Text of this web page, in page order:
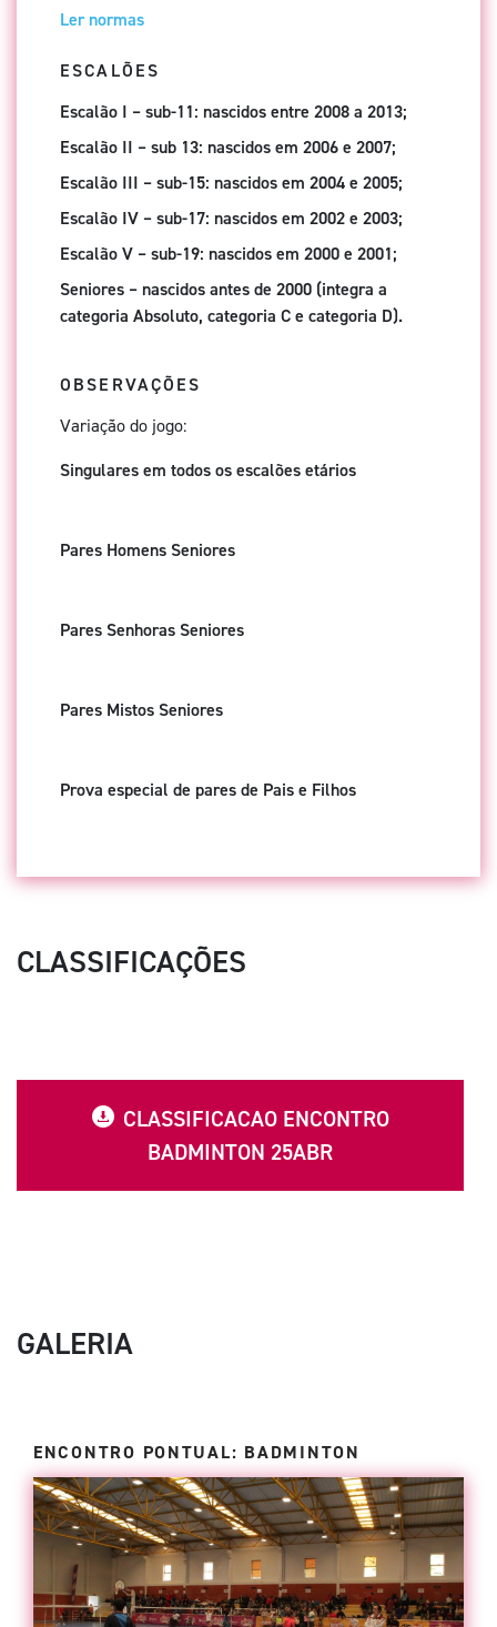
Ler normas
ESCALÕES
Escalão I – sub-11: nascidos entre 2008 a 2013;
Escalão II – sub 13: nascidos em 2006 e 2007;
Escalão III – sub-15: nascidos em 2004 e 2005;
Escalão IV – sub-17: nascidos em 2002 e 2003;
Escalão V – sub-19: nascidos em 2000 e 2001;
Seniores – nascidos antes de 2000 (integra a
categoria Absoluto, categoria C e categoria D).
OBSERVAÇÕES
Variação do jogo:
Singulares em todos os escalões etários
Pares Homens Seniores
Pares Senhoras Seniores
Pares Mistos Seniores
Prova especial de pares de Pais e Filhos
CLASSIFICAÇÕES
CLASSIFICACAO ENCONTRO
BADMINTON 25ABR
GALERIA
ENCONTRO PONTUAL: BADMINTON